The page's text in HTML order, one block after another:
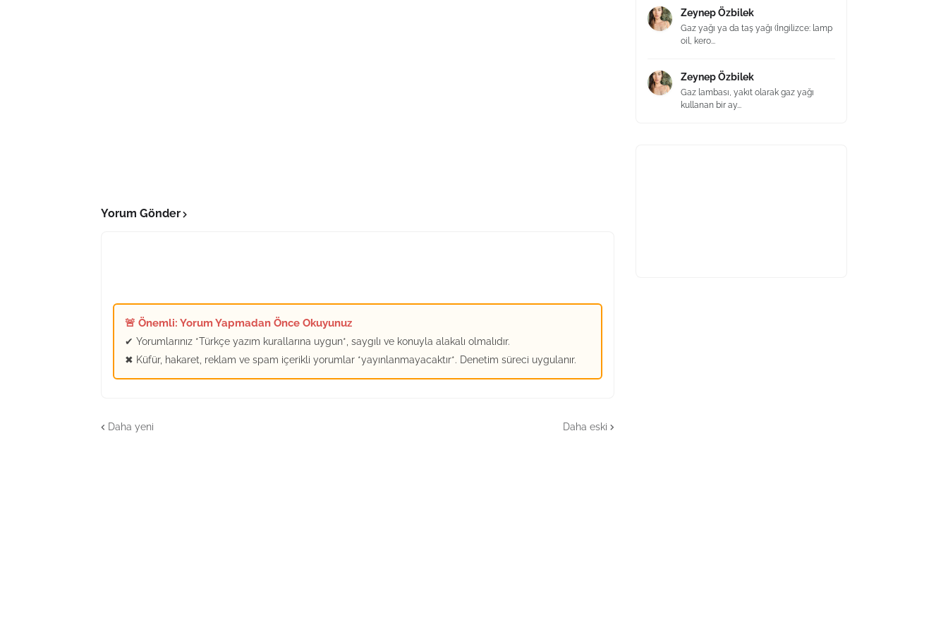
Yorum Gönder
🚨 Önemli: Yorum Yapmadan Önce Okuyunuz
✔ Yorumlarınız *Türkçe yazım kurallarına uygun*, saygılı ve konuyla alakalı olmalıdır.
✖ Küfür, hakaret, reklam ve spam içerikli yorumlar *yayınlanmayacaktır*. Denetim süreci uygulanır.
Daha yeni Daha eski
Zeynep Özbilek
Gaz yağı ya da taş yağı (İngilizce: lamp
oil, kero...
Zeynep Özbilek
Gaz lambası, yakıt olarak gaz yağı
kullanan bir ay...